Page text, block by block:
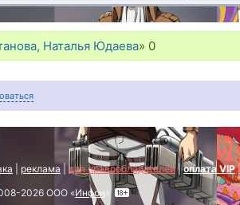
Наталья Юдаева» 0
реклама для правообладателей|оплата VIP
2026 ООО «Инфон»